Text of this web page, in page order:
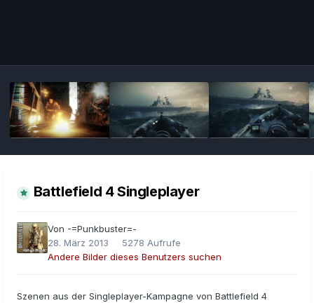
Battlefield 4 Singleplayer
Von -=Punkbuster=-
28. März 2013
5278 Aufrufe
Andere Bilder dieses Benutzers suchen
Szenen aus der Singleplayer-Kampagne von Battlefield 4